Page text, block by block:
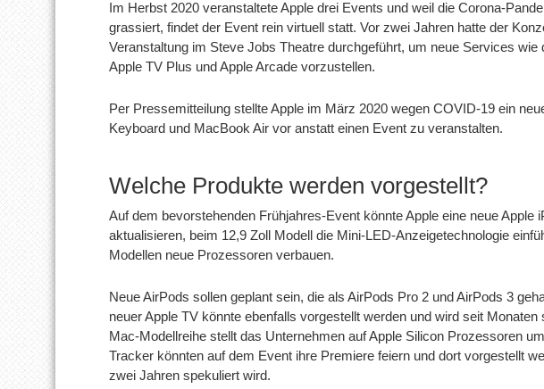
Im Herbst 2020 veranstaltete Apple drei Events und weil die Corona-
grassiert, findet der Event rein virtuell statt. Vor zwei Jahren hatte der
Veranstaltung im Steve Jobs Theatre durchgeführt, um neue Services wie
Apple TV Plus und Apple Arcade vorzustellen.
Per Pressemitteilung stellte Apple im März 2020 wegen COVID-19 ein
Keyboard und MacBook Air vor anstatt einen Event zu veranstalten.
Welche Produkte werden vorgestellt?
Auf dem bevorstehenden Frühjahres-Event könnte Apple eine neue Apple
aktualisieren, beim 12,9 Zoll Modell die Mini-LED-Anzeigetechnologie
Modellen neue Prozessoren verbauen.
Neue AirPods sollen geplant sein, die als AirPods Pro 2 und AirPods 3
neuer Apple TV könnte ebenfalls vorgestellt werden und wird seit Monaten
Mac-Modellreihe stellt das Unternehmen auf Apple Silicon Prozessoren
Tracker könnten auf dem Event ihre Premiere feiern und dort vorgestellt
zwei Jahren spekuliert wird.